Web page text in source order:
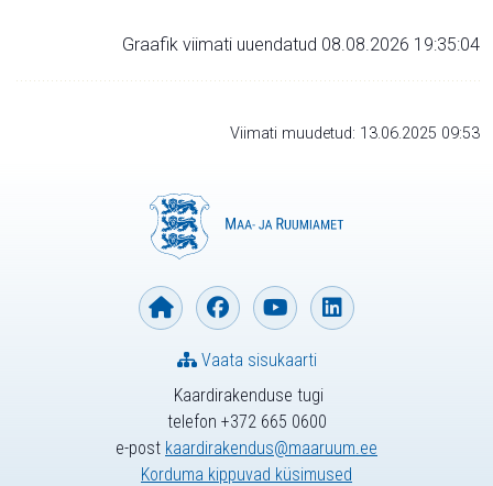
Graafik viimati uuendatud 08.08.2026 19:35:04
Viimati muudetud: 13.06.2025 09:53
Kaardirakenduse tugi
telefon +372 665 0600
e-post kaardirakendus@maaruum.ee
Korduma kippuvad küsimused
Vaata sisukaarti